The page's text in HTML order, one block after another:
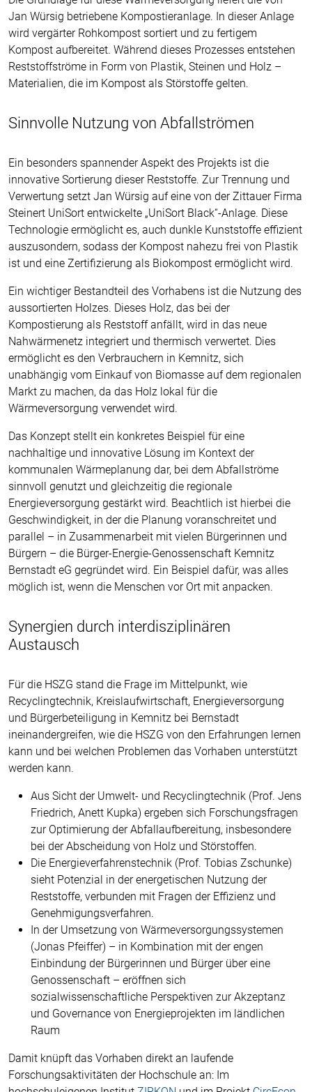
Jan Würsig betriebene Kompostieranlage. In dieser Anlage
wird vergärter Rohkompost sortiert und zu fertigem
Kompost aufbereitet. Während dieses Prozesses entstehen
Reststoffströme in Form von Plastik, Steinen und Holz –
Materialien, die im Kompost als Störstoffe gelten.
Sinnvolle Nutzung von Abfallströmen
Ein besonders spannender Aspekt des Projekts ist die
innovative Sortierung dieser Reststoffe. Zur Trennung und
Verwertung setzt Jan Würsig auf eine von der Zittauer Firma
Steinert UniSort entwickelte „UniSort Black“-Anlage. Diese
Technologie ermöglicht es, auch dunkle Kunststoffe effizient
auszusondern, sodass der Kompost nahezu frei von Plastik
ist und eine Zertifizierung als Biokompost ermöglicht wird.
Ein wichtiger Bestandteil des Vorhabens ist die Nutzung des
aussortierten Holzes. Dieses Holz, das bei der
Kompostierung als Reststoff anfällt, wird in das neue
Nahwärmenetz integriert und thermisch verwertet. Dies
ermöglicht es den Verbrauchern in Kemnitz, sich
unabhängig vom Einkauf von Biomasse auf dem regionalen
Markt zu machen, da das Holz lokal für die
Wärmeversorgung verwendet wird.
Das Konzept stellt ein konkretes Beispiel für eine
nachhaltige und innovative Lösung im Kontext der
kommunalen Wärmeplanung dar, bei dem Abfallströme
sinnvoll genutzt und gleichzeitig die regionale
Energieversorgung gestärkt wird. Beachtlich ist hierbei die
Geschwindigkeit, in der die Planung voranschreitet und
parallel – in Zusammenarbeit mit vielen Bürgerinnen und
Bürgern – die Bürger-Energie-Genossenschaft Kemnitz
Bernstadt eG gegründet wird. Ein Beispiel dafür, was alles
möglich ist, wenn die Menschen vor Ort mit anpacken.
Synergien durch interdisziplinären
Austausch
Für die HSZG stand die Frage im Mittelpunkt, wie
Recyclingtechnik, Kreislaufwirtschaft, Energieversorgung
und Bürgerbeteiligung in Kemnitz bei Bernstadt
ineinandergreifen, wie die HSZG von den Erfahrungen lernen
kann und bei welchen Problemen das Vorhaben unterstützt
werden kann.
Aus Sicht der Umwelt- und Recyclingtechnik (Prof. Jens
Friedrich, Anett Kupka) ergeben sich Forschungsfragen
zur Optimierung der Abfallaufbereitung, insbesondere
bei der Abscheidung von Holz und Störstoffen.
Die Energieverfahrenstechnik (Prof. Tobias Zschunke)
sieht Potenzial in der energetischen Nutzung der
Reststoffe, verbunden mit Fragen der Effizienz und
Genehmigungsverfahren.
In der Umsetzung von Wärmeversorgungssystemen
(Jonas Pfeiffer) – in Kombination mit der engen
Einbindung der Bürgerinnen und Bürger über eine
Genossenschaft – eröffnen sich
sozialwissenschaftliche Perspektiven zur Akzeptanz
und Governance von Energieprojekten im ländlichen
Raum
Damit knüpft das Vorhaben direkt an laufende
Forschungsaktivitäten der Hochschule an: Im